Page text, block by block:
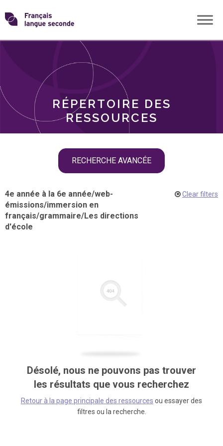
Skip
toTransformons
langue
RÉPERTOIRE DES
RESSOURCES
RECHERCHE AVANCÉE
THÈMES
4e année à la 6e année/web-
émissions/immersion en
français/grammaire/Les directions
d'école
Clear filters
Désolé, nous ne pouvons pas trouver
les résultats que vous recherchez
Retour à la page principale des ressources ou essayer des
filtres ou la recherche.